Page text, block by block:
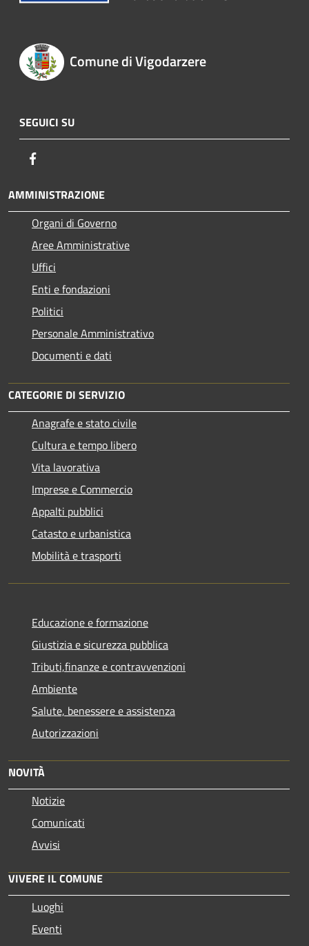
Comune di Vigodarzere
SEGUICI SU
AMMINISTRAZIONE
Organi di Governo
Aree Amministrative
Uffici
Enti e fondazioni
Politici
Personale Amministrativo
Documenti e dati
CATEGORIE DI SERVIZIO
Anagrafe e stato civile
Cultura e tempo libero
Vita lavorativa
Imprese e Commercio
Appalti pubblici
Catasto e urbanistica
Mobilità e trasporti
Educazione e formazione
Giustizia e sicurezza pubblica
Tributi,finanze e contravvenzioni
Ambiente
Salute, benessere e assistenza
Autorizzazioni
NOVITÀ
Notizie
Comunicati
Avvisi
VIVERE IL COMUNE
Luoghi
Eventi